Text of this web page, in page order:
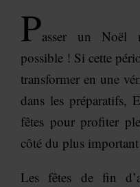
Passer un Noël
possible ! Si cette
transformer en une
dans les préparatifs,
fêtes pour profiter
côté du plus
Les fêtes de fin